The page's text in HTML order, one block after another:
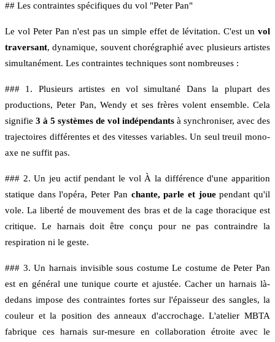
## Les contraintes spécifiques du vol "Peter Pan"
Le vol Peter Pan n'est pas un simple effet de lévitation. C'est un vol
traversant, dynamique, souvent chorégraphié avec plusieurs artistes
simultanément. Les contraintes techniques sont nombreuses :
### 1. Plusieurs artistes en vol simultané Dans la plupart des
productions, Peter Pan, Wendy et ses frères volent ensemble. Cela
signifie 3 à 5 systèmes de vol indépendants à synchroniser, avec des
trajectoires différentes et des vitesses variables. Un seul treuil mono-
axe ne suffit pas.
### 2. Un jeu actif pendant le vol À la différence d'une apparition
statique dans l'opéra, Peter Pan chante, parle et jouependant qu'il
vole. La liberté de mouvement des bras et de la cage thoracique est
critique. Le harnais doit être conçu pour ne pas contraindre la
respiration ni le geste.
### 3. Un harnais invisible sous costume Le costume de Peter Pan
est en général une tunique courte et ajustée. Cacher un harnais là-
dedans impose des contraintes fortes sur l'épaisseur des sangles, la
couleur et la position des anneaux d'accrochage. L'atelier MBTA
fabrique ces harnais sur-mesure en collaboration étroite avec le